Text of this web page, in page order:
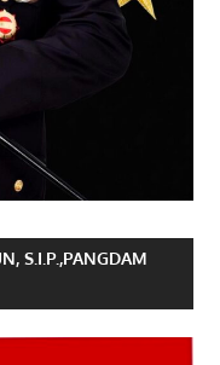
S.I.P.,PANGDAM